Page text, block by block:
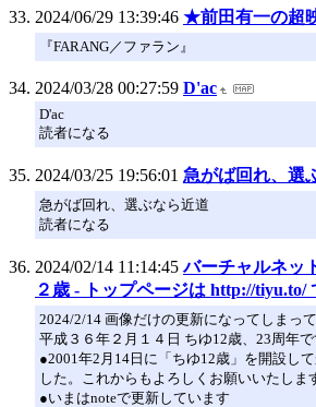
2024/06/29 13:39:46 ★前田有一の超
『FARANG／ファラン』
2024/03/28 00:27:59 D'ac
D'ac
読者になる
2024/03/25 19:56:01 急がば回れ、選
急がば回れ、選ぶなら近道
読者になる
2024/02/14 11:14:45 バーチャルネッ
２歳 - トップページは http://tiyu.to/
2024/2/14 画像だけの更新になってしまっ
平成３６年２月１４日 ちゆ12歳、23周年で
●2001年2月14日に「ちゆ12歳」を開設し
した。これからもよろしくお願いいたしま
●いまはnoteで更新しています